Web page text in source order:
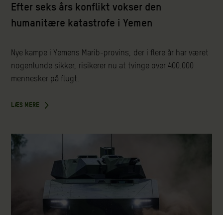
Efter seks års konflikt vokser den
humanitære katastrofe i Yemen
Nye kampe i Yemens Marib-provins, der i flere år har været
nogenlunde sikker, risikerer nu at tvinge over 400.000
mennesker på flugt.
LÆS MERE